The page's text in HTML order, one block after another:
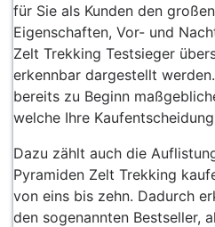
für Sie als Kunden den
Eigenschaften, Vor- und
Zelt Trekking Testsieger
erkennbar dargestellt
bereits zu Beginn
welche Ihre
Dazu zählt auch die
Pyramiden Zelt Trekking
von eins bis zehn. Dadurch
den sogenannten Bestseller,